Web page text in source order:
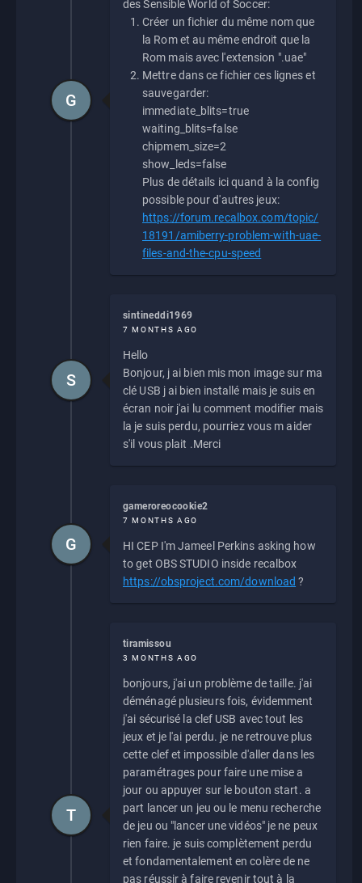
des Sensible World of Soccer:
Créer un fichier du même nom que
la Rom et au même endroit que la
Rom mais avec l'extension ".uae"
Mettre dans ce fichier ces lignes et
sauvegarder:
immediate_blits=true
waiting_blits=false
chipmem_size=2
show_leds=false
Plus de détails ici quand à la config
possible pour d'autres jeux:
https://forum.recalbox.com/topic/
18191/amiberry-problem-with-uae-
files-and-the-cpu-speed
G
sintineddi1969
7 MONTHS AGO
Hello
Bonjour, j ai bien mis mon image sur ma
clé USB j ai bien installé mais je suis en
écran noir j'ai lu comment modifier mais
la je suis perdu, pourriez vous m aider
s'il vous plait .Merci
S
gameroreocookie2
7 MONTHS AGO
HI CEP I'm Jameel Perkins asking how
to get OBS STUDIO inside recalbox
https://obsproject.com/download ?
G
tiramissou
3 MONTHS AGO
bonjours, j'ai un problème de taille. j'ai
déménagé plusieurs fois, évidemment
j'ai sécurisé la clef USB avec tout les
jeux et je l'ai perdu. je ne retrouve plus
cette clef et impossible d'aller dans les
paramétrages pour faire une mise a
jour ou appuyer sur le bouton start. a
part lancer un jeu ou le menu recherche
de jeu ou "lancer une vidéos" je ne peux
rien faire. je suis complètement perdu
et fondamentalement en colère de ne
pas réussir à faire revenir tout à la
T